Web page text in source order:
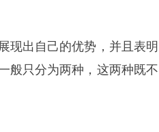
现出自己的优势，并且表明
般只分为两种，这两种既不